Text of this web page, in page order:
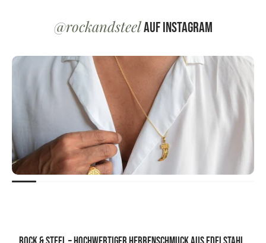
@rockandsteelauf Instagram